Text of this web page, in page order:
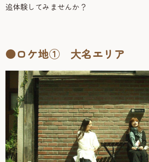
追体験してみませんか？
●ロケ地① 大名エリア